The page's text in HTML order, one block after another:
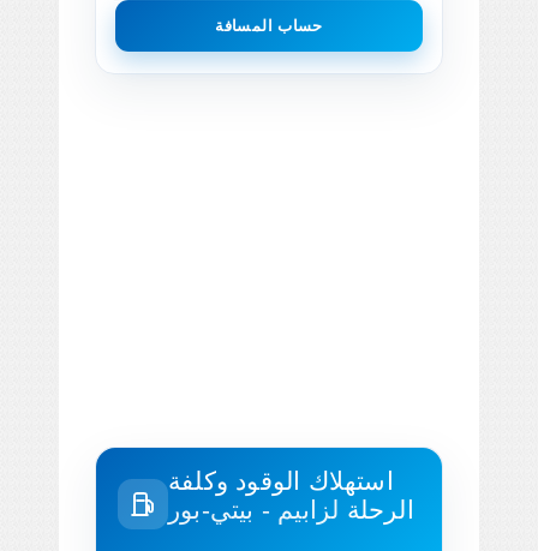
حساب المسافة
استهلاك الوقود وكلفة
الرحلة لزابيم - بيتي-بور